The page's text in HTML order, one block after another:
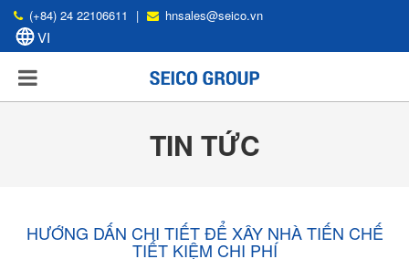
(+84) 24 22106611 | hnsales@seico.vn
TIN TỨC
HƯỚNG DẤN CHI TIẾT ĐỂ XÂY NHÀ TIẾN CHẾ
TIẾT KIỆM CHI PHÍ